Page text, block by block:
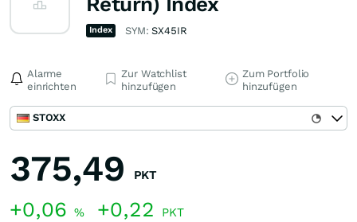
Index SYM:SX45IR
Alarme
einrichten
Zur Watchlist
hinzufügen
Zum Portfolio
hinzufügen
STOXX
375,49 PKT
+0,06 % +0,22 PKT